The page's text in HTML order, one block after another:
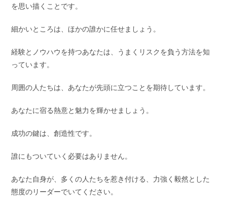
を思い描くことです。
細かいところは、ほかの誰かに任せましょう。
経験とノウハウを持つあなたは、うまくリスクを負う方法を知
っています。
周囲の人たちは、あなたが先頭に立つことを期待しています。
あなたに宿る熱意と魅力を輝かせましょう。
成功の鍵は、創造性です。
誰にもついていく必要はありません。
あなた自身が、多くの人たちを惹き付ける、力強く毅然とした
態度のリーダーでいてください。